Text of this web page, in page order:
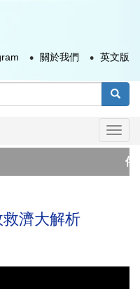
關於我們 英文版
俄
濟大解析